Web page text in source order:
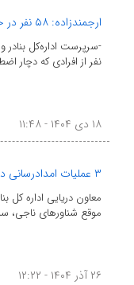
ارجمندزاده: ۵۸ نفر در حوادث دریایی استان بوشهر نجات یافتند
نفر از افرادی که دچار
۱۸ دی ۱۴۰۴ - ۱۱:۴۸
معاون دریایی اداره کل
موقع شناورهای ناجی، سه
۲۶ آذر ۱۴۰۴ - ۱۲:۲۲